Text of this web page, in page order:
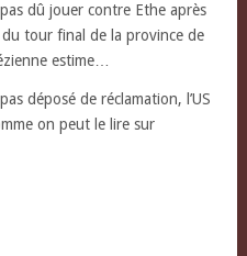
dû jouer contre Ethe après
tour final de la province de
estime…
déposé de réclamation, l’US
on peut le lire sur